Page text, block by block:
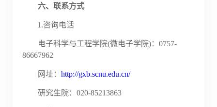
六、联系方式
1.咨询电话
电子科学与工程学院(微电子学院)：0757-
86667962
网址：http://gxb.scnu.edu.cn/
研究生院：020-85213863